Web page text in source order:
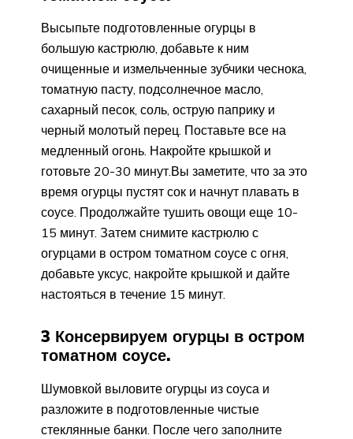
Высыпьте подготовленные огурцы в
большую кастрюлю, добавьте к ним
очищенные и измельченные зубчики чеснока,
томатную пасту, подсолнечное масло,
сахарный песок, соль, острую паприку и
черный молотый перец. Поставьте все на
медленный огонь. Накройте крышкой и
готовьте 20-30 минут.Вы заметите, что за это
время огурцы пустят сок и начнут плавать в
соусе. Продолжайте тушить овощи еще 10-
15 минут. Затем снимите кастрюлю с
огурцами в остром томатном соусе с огня,
добавьте уксус, накройте крышкой и дайте
настояться в течение 15 минут.
3 Консервируем огурцы в остром
томатном соусе.
Шумовкой выловите огурцы из соуса и
разложите в подготовленные чистые
стеклянные банки. После чего заполните